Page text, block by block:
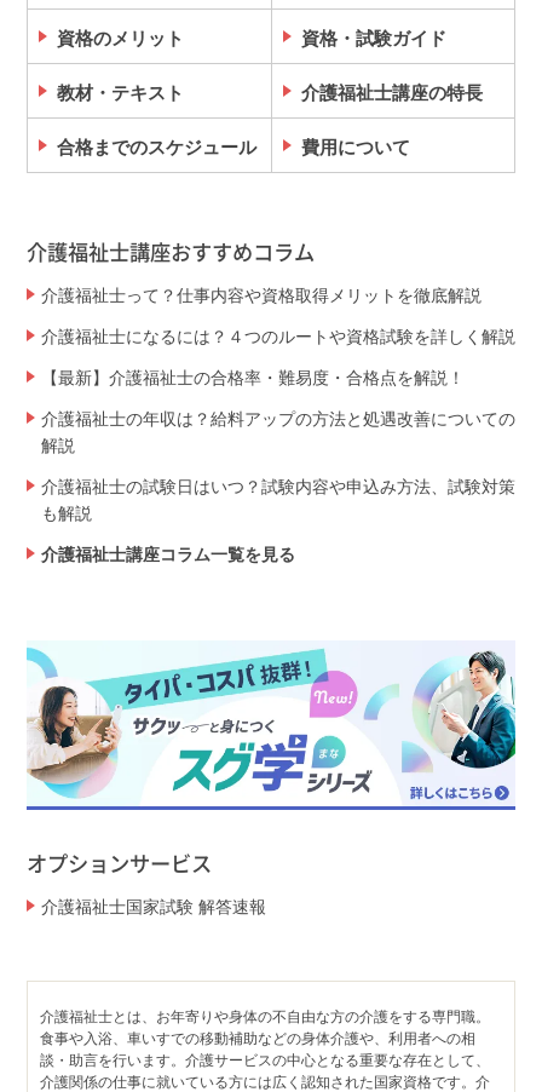
資格のメリット 資格・試験ガイド
教材・テキスト 介護福祉士講座の特長
合格までのスケジュール 費用について
介護福祉士講座おすすめコラム
介護福祉士って？仕事内容や資格取得メリットを徹底解説
介護福祉士になるには？４つのルートや資格試験を詳しく解説
【最新】介護福祉士の合格率・難易度・合格点を解説！
介護福祉士の年収は？給料アップの方法と処遇改善についての
解説
介護福祉士の試験日はいつ？試験内容や申込み方法、試験対策
も解説
介護福祉士講座コラム一覧を見る
オプションサービス
介護福祉士国家試験 解答速報
介護福祉士とは、お年寄りや身体の不自由な方の介護をする専門職。
食事や入浴、車いすでの移動補助などの身体介護や、利用者への相
談・助言を行います。介護サービスの中心となる重要な存在として、
介護関係の仕事に就いている方には広く認知された国家資格です。介